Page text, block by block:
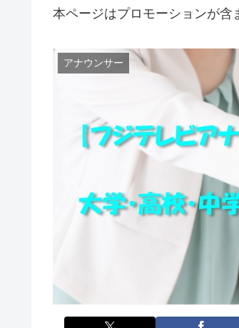
本ページはプロモーションが含
アナウンサー